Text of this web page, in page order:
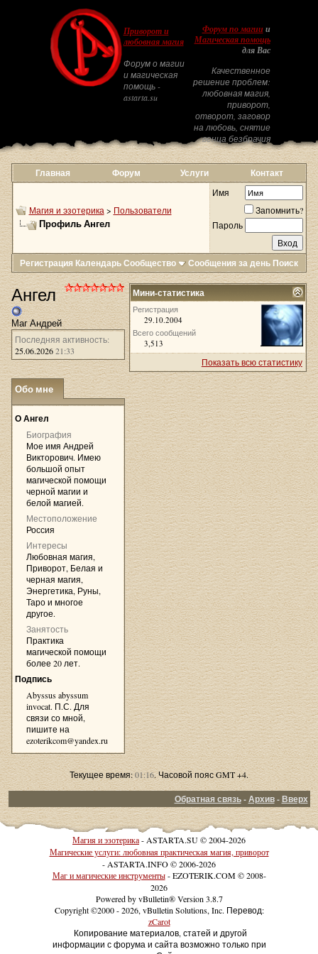
Приворот и
любовная магия
Форум о магии
и магическая
помощь -
astarta.su
Форум по магиии
Магическая помощь
для Вас
Качественное
решение проблем:
любовная магия,
приворот,
отворот, заговор
на любовь, снятие
венца безбрачия
Главная Форум Услуги Контакт
Магия и эзотерика > Пользователи
Профиль Ангел
Имя
Запомнить?
Пароль
Регистрация КалендарьСообщество Сообщения за день Поиск
Ангел
Маг Андрей
Последняя активность:
25.06.202621:33
Обо мне
»
О Ангел
Биография
Мое имя Андрей
Викторович. Имею
большой опыт
магической помощи
черной магии и
белой магией.
Местоположение
Россия
Интересы
Любовная магия,
Приворот, Белая и
черная магия,
Энергетика, Руны,
Таро и многое
другое.
Занятость
Практика
магической помощи
более 20 лет.
Подпись
Abyssus abyssum
invocat. П.С. Для
связи со мной,
пишите на
ezoterikcom@yandex.ru
Мини-статистика
Регистрация
29.10.2004
Всего сообщений
3,513
Показать всю статистику
Текущее время:01:16. Часовой пояс GMT +4.
Обратная связь-Архив-Вверх
Магия и эзотерика- ASTARTA.SU © 2004-2026
Магические услуги: любовная практическая магия, приворот
- ASTARTA.INFO © 2006-2026
Маг и магические инструменты- EZOTERIK.COM © 2008-
2026
Powered by vBulletin® Version 3.8.7
Copyright ©2000 - 2026, vBulletin Solutions, Inc. Перевод:
zCarot
Копирование материалов, статей и другой
информации с форума и сайта возможно только при